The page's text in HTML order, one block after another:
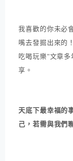
我喜歡的你未必
嘴去發掘出來的
吃喝玩樂"文章
享。
天底下最幸福的
己，若需與我們